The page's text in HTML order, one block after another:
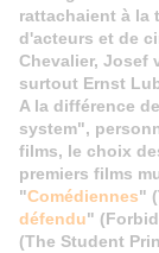
rattachaient à la
d'acteurs et de
Chevalier, Josef
surtout Ernst
A la différence
system",
films, le choix
premiers films
"Comédiennes"
défendu"
(The Student